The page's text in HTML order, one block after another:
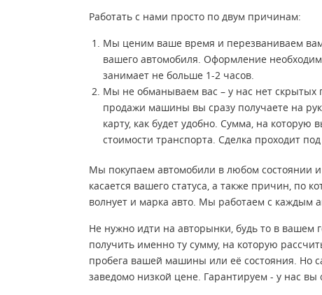
Работать с нами просто по двум причинам:
Мы ценим ваше время и перезваниваем
вашего автомобиля. Оформление
занимает не больше 1-2 часов.
Мы не обманываем вас – у нас нет
продажи машины вы сразу получаете на
карту, как будет удобно. Сумма, на
стоимости транспорта. Сделка проходит
Мы покупаем автомобили в любом состоянии
касается вашего статуса, а также причин, по
волнует и марка авто. Мы работаем с каждым
Не нужно идти на авторынки, будь то в вашем
получить именно ту сумму, на которую
пробега вашей машины или её состояния. Но
заведомо низкой цене. Гарантируем - у нас